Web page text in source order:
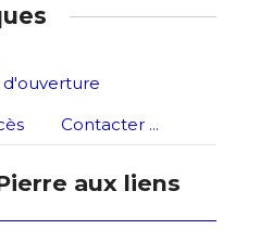
conditions
d'ouverture
Contacter ...
aux liens